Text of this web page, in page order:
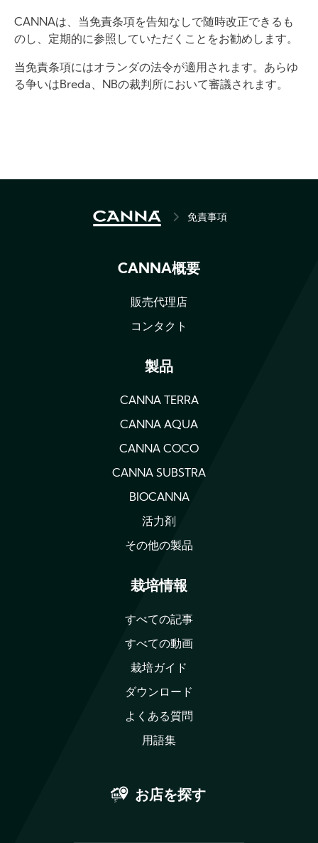
CANNAは、当免責条項を告知なしで随時改正できるも
のし、定期的に参照していただくことをお勧めします。
当免責条項にはオランダの法令が適用されます。あらゆ
る争いはBreda、NBの裁判所において審議されます。
BREADCRUMB免責事項
CANNA概要
販売代理店
コンタクト
製品
CANNA TERRA
CANNA AQUA
CANNA COCO
CANNA SUBSTRA
BIOCANNA
活力剤
その他の製品
栽培情報
すべての記事
すべての動画
栽培ガイド
ダウンロード
よくある質問
用語集
お店を探す